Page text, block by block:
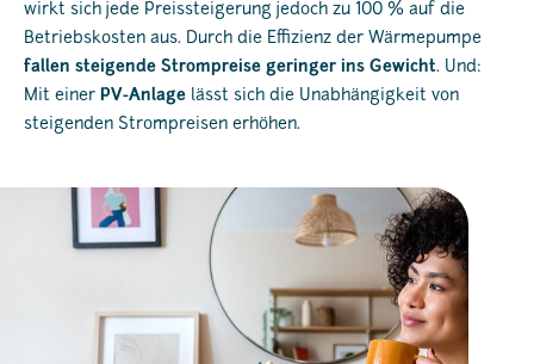
wirkt sich jede Preissteigerung jedoch zu 100 % auf die
Betriebskosten aus. Durch die Effizienz der Wärmepumpe
fallen steigende Strompreise geringer ins Gewicht. Und:
Mit einer PV-Anlage lässt sich die Unabhängigkeit von
steigenden Strompreisen erhöhen.